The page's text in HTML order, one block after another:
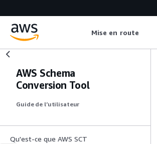
Mise en route
AWS Schema
Conversion Tool
Guide de l’utilisateur
Qu'est-ce que AWS SCT